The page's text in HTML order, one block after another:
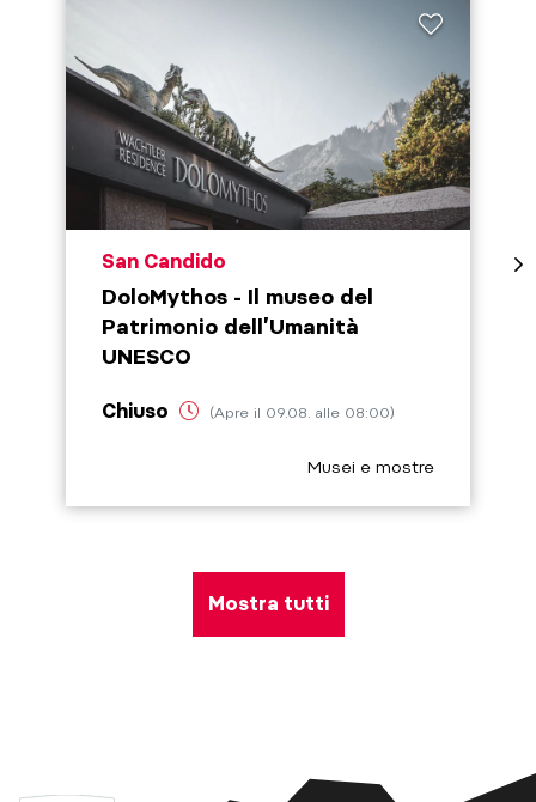
aria.poi_location_prefix
San Candido
DoloMythos - Il museo del
Patrimonio dell’Umanità
UNESCO
Chiuso (Apre il 09.08. alle 08:00)
aria.poi_category_prefix
Musei e mostre
Mostra tutti